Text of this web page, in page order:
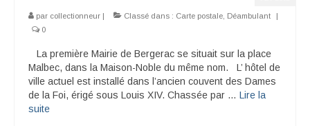
par collectionneur Classé dans : Carte postale, Déambulant
0
La première Mairie de Bergerac se situait sur la place
Malbec, dans la Maison-Noble du même nom. L’ hôtel de
ville actuel est installé dans l’ancien couvent des Dames
de la Foi, érigé sous Louis XIV. Chassée par … Lire la
suite­­